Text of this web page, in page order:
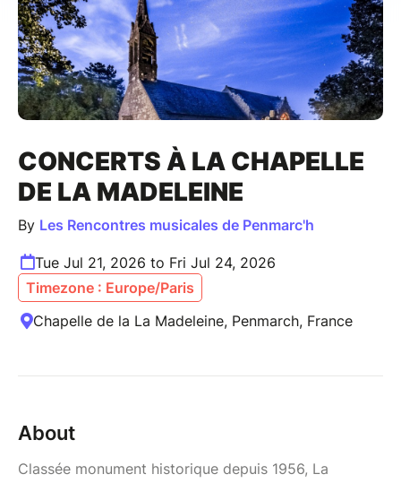
CONCERTS À LA CHAPELLE
DE LA MADELEINE
By Les Rencontres musicales de Penmarc'h
Tue Jul 21, 2026 to Fri Jul 24, 2026
Timezone : Europe/Paris
Chapelle de la La Madeleine, Penmarch, France
About
Classée monument historique depuis 1956, La